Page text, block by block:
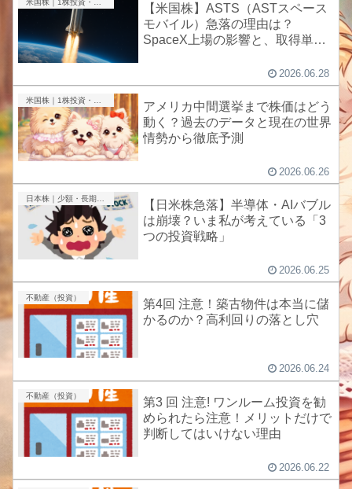
【米国株】ASTS（ASTスペース
モバイル）急落の理由は？
SpaceX上場の影響と、取得単価5
2026.06.28
アメリカ中間選挙まで株価はどう
動く？過去のデータと現在の世界
情勢から徹底予測
2026.06.26
日本株｜少額・長期投資
【日米株急落】半導体・AIバブル
は崩壊？いま私が考えている「3
つの投資戦略」
2026.06.25
不動産（投資）
第4回 注意！築古物件は本当に儲
かるのか？高利回りの落とし穴
2026.06.24
不動産（投資）
第3 回 注意! ワンルーム投資を勧
められたら注意！メリットだけで
判断してはいけない理由
2026.06.22